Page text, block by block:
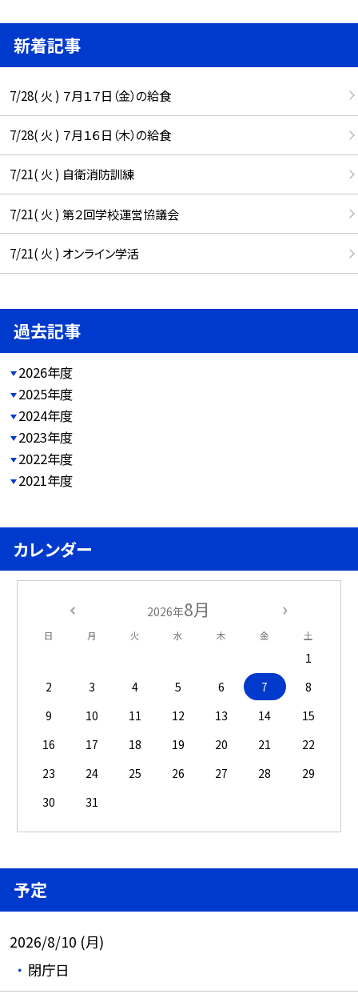
新着記事
7/28( 火 ) ７月１７日（金）の給食
7/28( 火 ) ７月１６日（木）の給食
7/21( 火 ) 自衛消防訓練
7/21( 火 ) 第２回学校運営協議会
7/21( 火 ) オンライン学活
過去記事
2026年度
2025年度
2024年度
2023年度
2022年度
2021年度
カレンダー
2026年8月
日 月 火 水 木 金 土
1
2
3 4 5 6 7
8
9
10 11 12 13 14
15
16
17 18 19 20 21
22
23
24 25 26 27 28
29
30
31
予定
2026/8/10 (月)
閉庁日